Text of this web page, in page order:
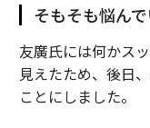
そもそも悩ん
友廣氏には何かス
見えたため、後日
ことにしました。